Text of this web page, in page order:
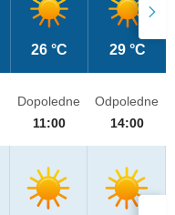
26 °C 29 °C
Dopoledne
11:00
Odpoledne
14:00